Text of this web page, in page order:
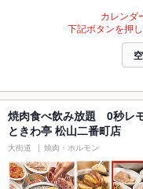
カレンダ
下記ボタンを押
焼肉食べ飲み放題 0秒レ
ときわ亭 松山二番町店
大街道 焼肉・ホルモン